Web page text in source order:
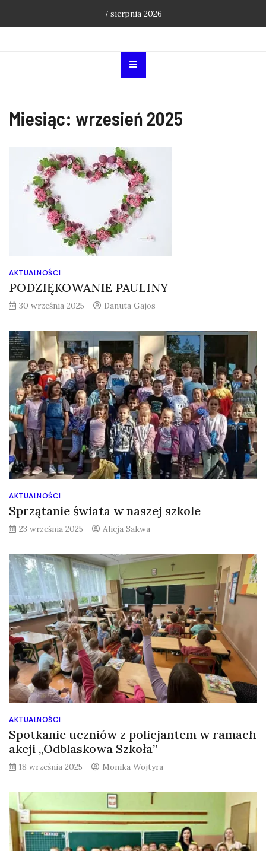
7 sierpnia 2026
Miesiąc: wrzesień 2025
AKTUALNOŚCI
PODZIĘKOWANIE PAULINY
30 września 2025 Danuta Gajos
AKTUALNOŚCI
Sprzątanie świata w naszej szkole
23 września 2025 Alicja Sakwa
AKTUALNOŚCI
Spotkanie uczniów z policjantem w ramach
akcji „Odblaskowa Szkoła”
18 września 2025 Monika Wojtyra